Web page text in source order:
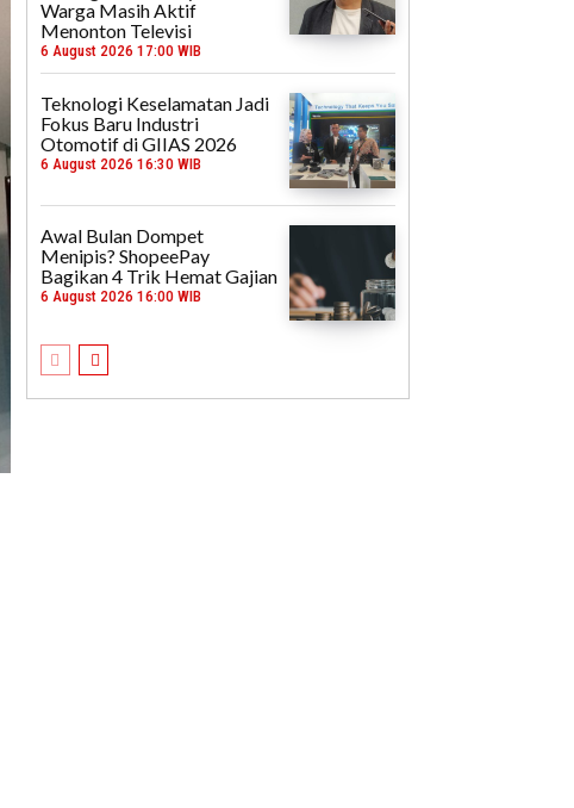
Warga Masih Aktif
Menonton Televisi
6 August 2026 17:00 WIB
Teknologi Keselamatan Jadi
Fokus Baru Industri
Otomotif di GIIAS 2026
6 August 2026 16:30 WIB
Awal Bulan Dompet
Menipis? ShopeePay
Bagikan 4 Trik Hemat Gajian
6 August 2026 16:00 WIB